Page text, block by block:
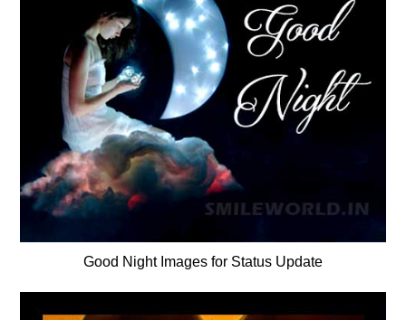
Good Night Images for Status Update